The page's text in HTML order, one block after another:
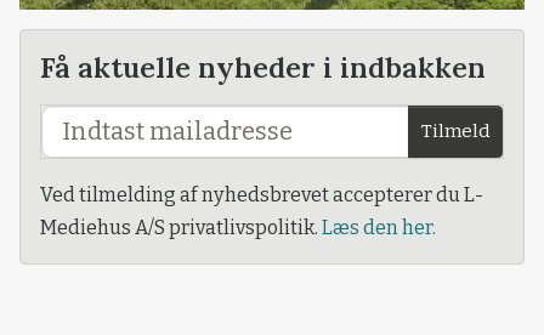
Få aktuelle nyheder i indbakken
Tilmeld
Ved tilmelding af nyhedsbrevet accepterer du L-
Mediehus A/S privatlivspolitik. Læs den her.